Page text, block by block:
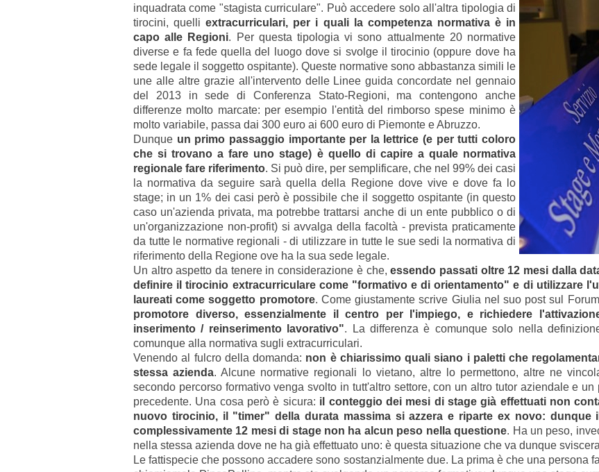
inquadrata come "stagista curriculare". Può accedere solo all'altra tipologia di
tirocini, quelliextracurriculari, per i quali la competenza normativa è in
capo alle Regioni. Per questa tipologia vi sono attualmente 20 normative
diverse e fa fede quella del luogo dove si svolge il tirocinio (oppure dove ha
sede legale il soggetto ospitante). Queste normative sono abbastanza simili le
une alle altre grazie all'intervento delle Linee guida concordate nel gennaio
del 2013 in sede di Conferenza Stato-Regioni, ma contengono anche
differenze molto marcate: per esempio l'entità del rimborso spese minimo è
molto variabile, passa dai 300 euro ai 600 euro di Piemonte e Abruzzo.
Dunque un primo passaggio importante per la lettrice (e per tutti coloro
che si trovano a fare uno stage) è quello di capire a quale normativa
regionale fare riferimento. Si può dire, per semplificare, che nel 99% dei casi
la normativa da seguire sarà quella della Regione dove vive e dove fa lo
stage; in un 1% dei casi però è possibile che il soggetto ospitante (in questo
caso un'azienda privata, ma potrebbe trattarsi anche di un ente pubblico o di
un'organizzazione non-profit) si avvalga della facoltà - prevista praticamente
da tutte le normative regionali - di utilizzare in tutte le sue sedi la normativa di
riferimento della Regione ove ha la sua sede legale.
Un altro aspetto da tenere in considerazione è che,essendo passati oltre 12 mesi dalla
definire il tirocinio extracurriculare come "formativo e di orientamento" e di utilizzare
laureati come soggetto promotore. Come giustamente scrive Giulia nel suo post sul
promotore diverso, essenzialmente il centro per l'impiego, e richiedere
inserimento / reinserimento lavorativo". La differenza è comunque solo nella
comunque alla normativa sugli extracurriculari.
Venendo al fulcro della domanda: non è chiarissimo quali siano i paletti che
stessa azienda. Alcune normative regionali lo vietano, altre lo permettono, altre ne
secondo percorso formativo venga svolto in tutt'altro settore, con un altro tutor aziendale e un
precedente. Una cosa però è sicura: il conteggio dei mesi di stage già effettuati non
nuovo tirocinio, il "timer" della durata massima si azzera e riparte ex novo:
complessivamente 12 mesi di stage non ha alcun peso nella questione. Ha un peso,
nella stessa azienda dove ne ha già effettuato uno: è questa situazione che va dunque
Le fattispecie che possono accadere sono sostanzialmente due. La prima è che una persona